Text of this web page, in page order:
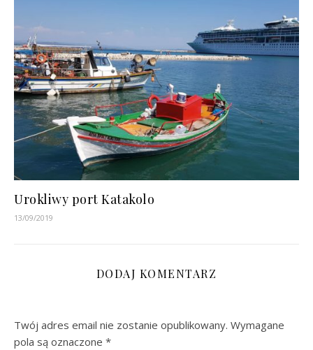
Urokliwy port Katakolo
13/09/2019
DODAJ KOMENTARZ
Twój adres email nie zostanie opublikowany. Wymagane
pola są oznaczone *